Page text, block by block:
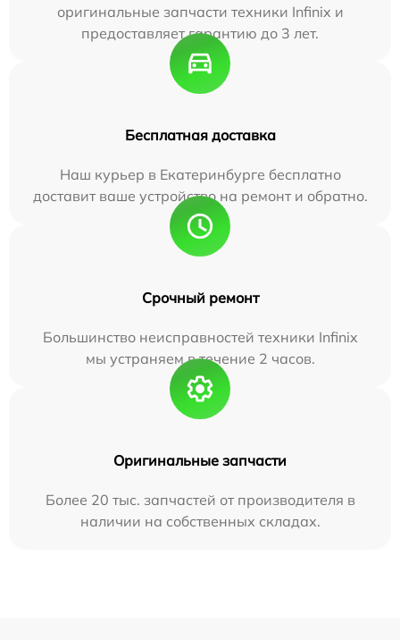
оригинальные запчасти техники Infinix и
предоставляет гарантию до 3 лет.
Бесплатная доставка
Наш курьер в Екатеринбурге бесплатно
доставит ваше устройство на ремонт и обратно.
Срочный ремонт
Большинство неисправностей техники Infinix
мы устраняем в течение 2 часов.
Оригинальные запчасти
Более 20 тыс. запчастей от производителя в
наличии на собственных складах.